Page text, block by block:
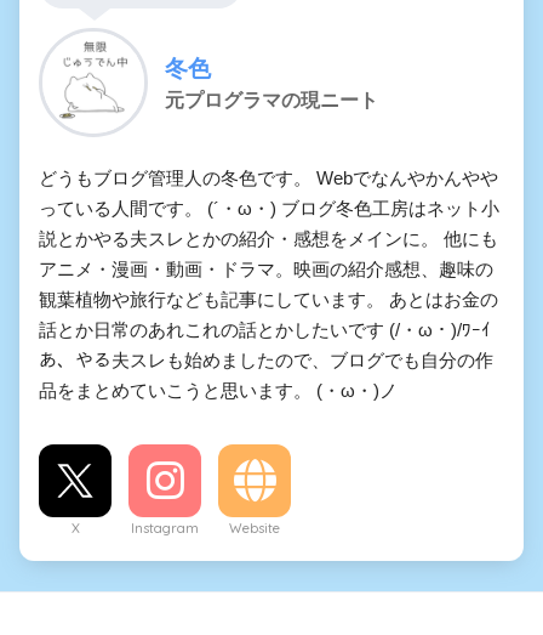
冬色
元プログラマの現ニート
どうもブログ管理人の冬色です。 Webでなんやかんやや
っている人間です。 (´・ω・) ブログ冬色工房はネット小
説とかやる夫スレとかの紹介・感想をメインに。 他にも
アニメ・漫画・動画・ドラマ。映画の紹介感想、趣味の
観葉植物や旅行なども記事にしています。 あとはお金の
話とか日常のあれこれの話とかしたいです (/・ω・)/ﾜｰｲ
あ、やる夫スレも始めましたので、ブログでも自分の作
品をまとめていこうと思います。 (・ω・)ノ
X Instagram Website